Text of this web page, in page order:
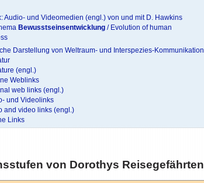
Audio- und Videomedien (engl.) von und mit D. Hawkins
Bewusstseinsentwicklung/ Evolution of human
Darstellung von Weltraum- und Interspezies-Kommunikation
(engl.)
Weblinks
web links (engl.)
und Videolinks
and video links (engl.)
Links
von Dorothys Reisegefährten